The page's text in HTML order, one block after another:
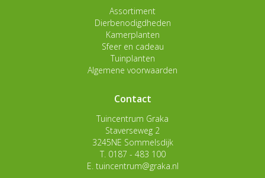
Assortiment
Dierbenodigdheden
Kamerplanten
Sfeer en cadeau
Tuinplanten
Algemene voorwaarden
Contact
Tuincentrum Graka
Staverseweg 2
3245NE Sommelsdijk
T. 0187 - 483 100
E. tuincentrum@graka.nl